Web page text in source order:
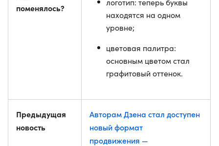
поменялось?
логотип: теперь буквы
находятся на одном
уровне;
цветовая палитра:
основным цветом стал
графитовый оттенок.
Предыдущая
новость
Авторам Дзена стал доступен
новый формат
продвижения —